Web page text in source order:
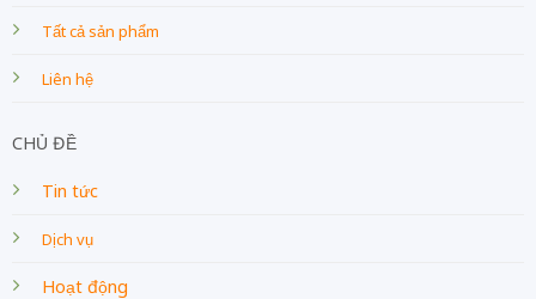
Tất cả sản phẩm
Liên hệ
CHỦ ĐỀ
Tin tức
Dịch vụ
Hoạt động